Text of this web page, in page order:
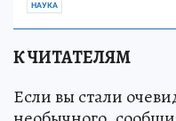
НАУКА
К ЧИТАТЕЛЯМ
Если вы стали